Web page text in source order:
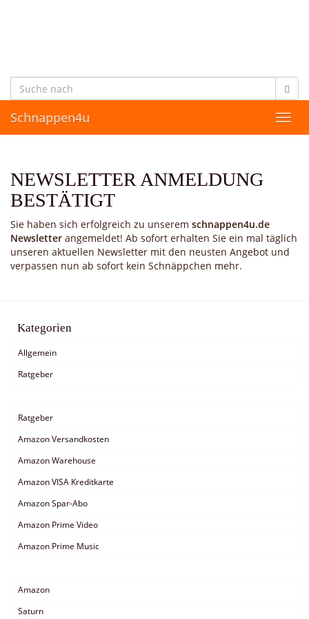
Schnappen4u
NEWSLETTER ANMELDUNG
BESTÄTIGT
Sie haben sich erfolgreich zu unserem schnappen4u.de
Newsletter angemeldet! Ab sofort erhalten Sie ein mal täglich
unseren aktuellen Newsletter mit den neusten Angebot und
verpassen nun ab sofort kein Schnäppchen mehr.
Kategorien
Allgemein
Ratgeber
Ratgeber
Amazon Versandkosten
Amazon Warehouse
Amazon VISA Kreditkarte
Amazon Spar-Abo
Amazon Prime Video
Amazon Prime Music
Amazon
Saturn